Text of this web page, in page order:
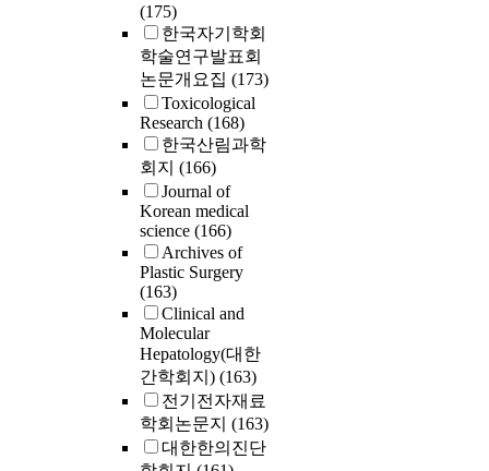
(175)
한국자기학회
학술연구발표회
논문개요집 (173)
Toxicological
Research (168)
한국산림과학
회지 (166)
Journal of
Korean medical
science (166)
Archives of
Plastic Surgery
(163)
Clinical and
Molecular
Hepatology(대한
간학회지) (163)
전기전자재료
학회논문지 (163)
대한한의진단